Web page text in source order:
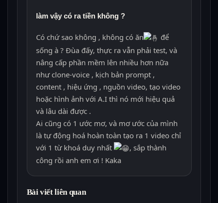
làm vậy có ra tiền không ?
Có chứ sao không , không có ăn
để
sống à ? Đùa đấy, thực ra vẫn phải test, và
nâng cấp phần mềm lên nhiều hơn nữa
như clone-voice , kịch bản prompt ,
content , hiệu ứng , nguồn video, tạo video
hoặc hình ảnh với A.I thì nó mới hiệu quả
và lâu dài được .
Ai cũng có 1 ước mơ, và mơ ước của mình
là tự động hoá hoàn toàn tạo ra 1 video chỉ
với 1 từ khoá duy nhất
, sắp thành
công rồi anh em ơi ! Kaka
Bài viết liên quan